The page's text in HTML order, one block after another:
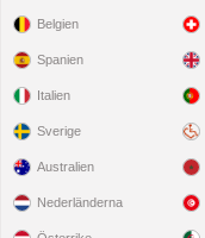
Belgien
Spanien
Italien
Sverige
Australien
Nederländerna